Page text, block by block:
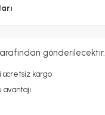
gönderilecektir.
ücretsiz kargo
avantajı